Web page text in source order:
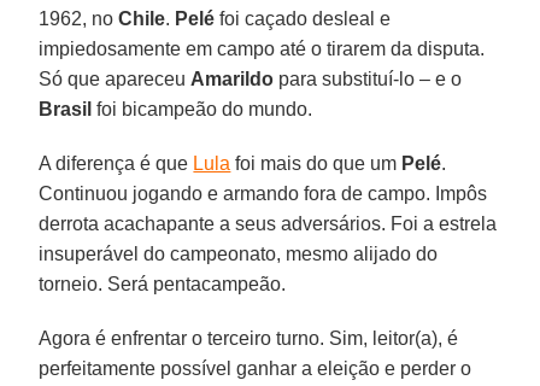
1962, noChile. Pelé foi caçado desleal e
impiedosamente em campo até o tirarem da disputa.
Só que apareceu Amarildo para substituí-lo – e o
Brasil foi bicampeão do mundo.
A diferença é que Lula foi mais do que um Pelé.
Continuou jogando e armando fora de campo. Impôs
derrota acachapante a seus adversários. Foi a estrela
insuperável do campeonato, mesmo alijado do
torneio. Será pentacampeão.
Agora é enfrentar o terceiro turno. Sim, leitor(a), é
perfeitamente possível ganhar a eleição e perder o